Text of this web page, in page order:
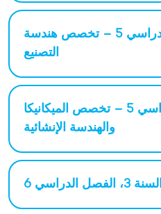
السنة 3، الفصل الدراسي 5 – تخصص هندسة
التصنيع
السنة 3، الفصل الدراسي 5 – تخصص الميكانيكا
والهندسة الإنشائية
السنة 3، الفصل الدراسي 6